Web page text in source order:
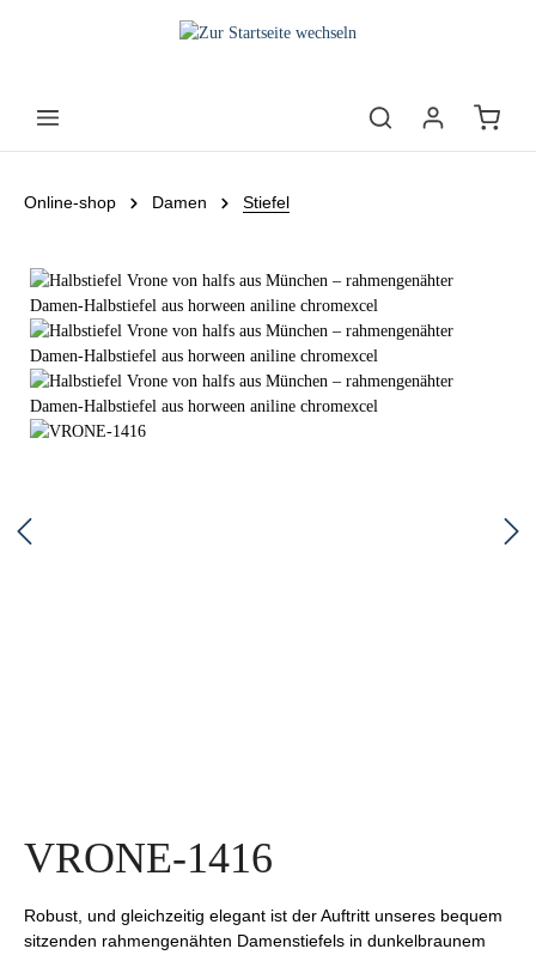
Online-shop Damen Stiefel
VRONE-1416
Robust, und gleichzeitig elegant ist der Auftritt unseres bequem
sitzenden rahmengenähten Damenstiefels in dunkelbraunem